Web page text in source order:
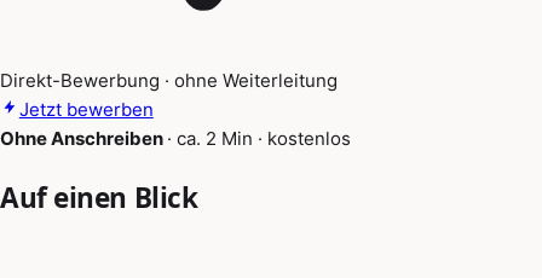
Direkt-Bewerbung · ohne Weiterleitung
Jetzt bewerben
Ohne Anschreiben · ca. 2 Min · kostenlos
Auf einen Blick